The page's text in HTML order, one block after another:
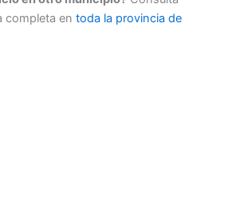
completa en toda la provincia de